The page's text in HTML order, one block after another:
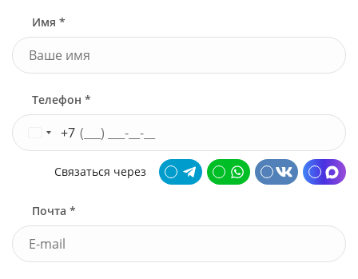
Имя *
Телефон *
+7
Связаться через
Почта *